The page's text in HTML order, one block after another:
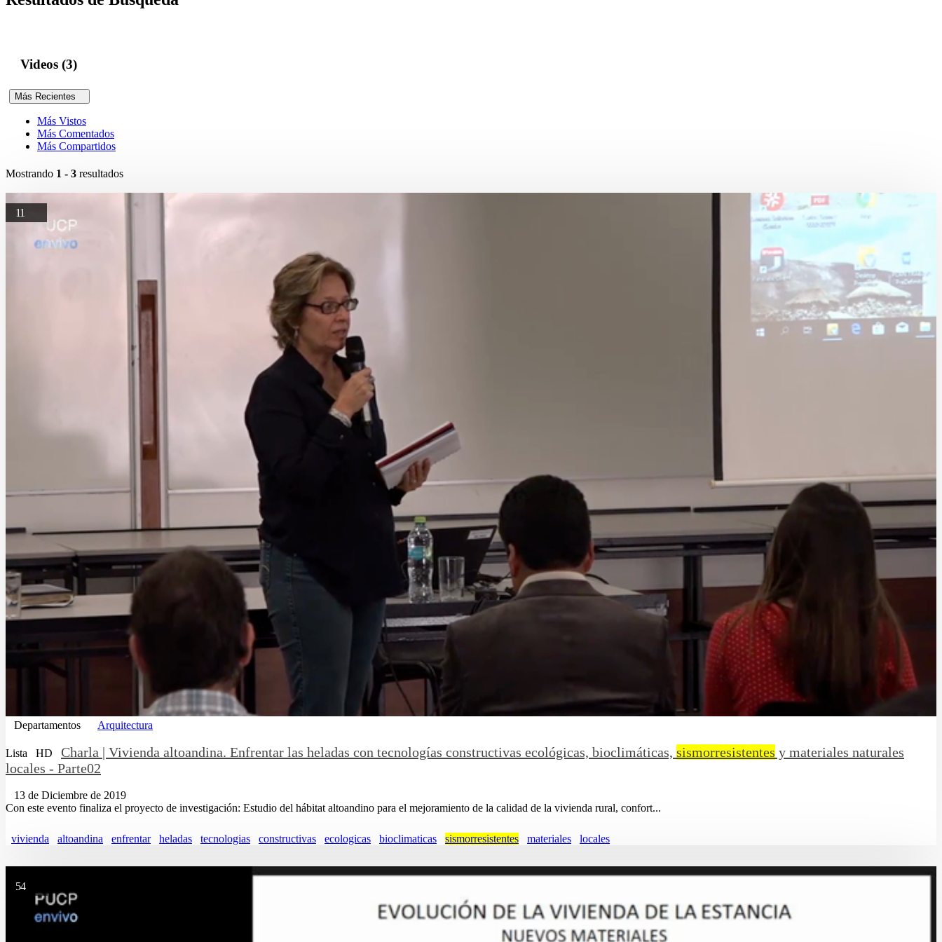
Videos (3)
Más Recientes
Más Vistos
Más Comentados
Más Compartidos
Mostrando 1 - 3 resultados
11
Departamentos Arquitectura
Lista HD Charla | Vivienda altoandina. Enfrentar las heladas con tecnologías constructivas ecológicas, bioclimáticas, sismorresistentes y materiales naturales
locales - Parte02
13 de Diciembre de 2019
Con este evento finaliza el proyecto de investigación: Estudio del hábitat altoandino para el mejoramiento de la calidad de la vivienda rural, confort...
vivienda altoandina enfrentar heladas tecnologias constructivas ecologicas bioclimaticas sismorresistentes materiales locales
54